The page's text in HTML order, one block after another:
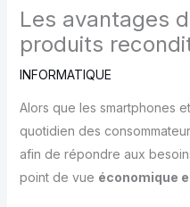
Les avantages
produits
INFORMATIQUE
Alors que les smartphones
quotidien des
afin de répondre aux
point de vue économique